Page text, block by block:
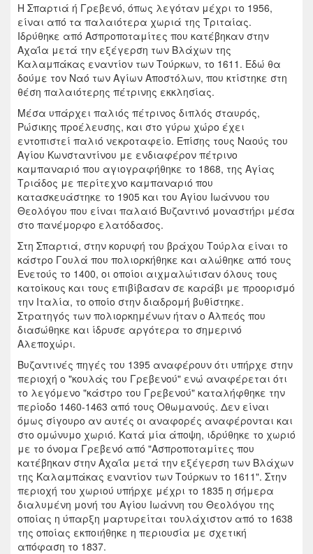
Η Σπαρτιά ή Γρεβενό, όπως λεγόταν μέχρι το 1956,
είναι από τα παλαιότερα χωριά της Τριταίας.
Ιδρύθηκε από Ασπροποταμίτες που κατέβηκαν στην
Αχαΐα μετά την εξέγερση των Βλάχων της
Καλαμπάκας εναντίον των Τούρκων, το 1611. Εδώ θα
δούμε τον Ναό των Αγίων Αποστόλων, που κτίστηκε στη
θέση παλαιότερης πέτρινης εκκλησίας.
Μέσα υπάρχει παλιός πέτρινος διπλός σταυρός,
Ρώσικης προέλευσης, και στο γύρω χώρο έχει
εντοπιστεί παλιό νεκροταφείο. Επίσης τους Ναούς του
Αγίου Κωνσταντίνου με ενδιαφέρον πέτρινο
καμπαναριό που αγιογραφήθηκε το 1868, της Αγίας
Τριάδος με περίτεχνο καμπαναριό που
κατασκευάστηκε το 1905 και του Αγίου Ιωάννου του
Θεολόγου που είναι παλαιό Βυζαντινό μοναστήρι μέσα
στο πανέμορφο ελατόδασος.
Στη Σπαρτιά, στην κορυφή του βράχου Τούρλα είναι το
κάστρο Γουλά που πολιορκήθηκε και αλώθηκε από τους
Ενετούς το 1400, οι οποίοι αιχμαλώτισαν όλους τους
κατοίκους και τους επιβίβασαν σε καράβι με προορισμό
την Ιταλία, το οποίο στην διαδρομή βυθίστηκε.
Στρατηγός των πολιορκημένων ήταν ο Αλπεός που
διασώθηκε και ίδρυσε αργότερα το σημερινό
Αλεποχώρι.
Βυζαντινές πηγές του 1395 αναφέρουν ότι υπήρχε στην
περιοχή ο "κουλάς του Γρεβενού" ενώ αναφέρεται ότι
το λεγόμενο "κάστρο του Γρεβενού" καταλήφθηκε την
περίοδο 1460-1463 από τους Οθωμανούς. Δεν είναι
όμως σίγουρο αν αυτές οι αναφορές αναφέρονται και
στο ομώνυμο χωριό. Κατά μία άποψη, ιδρύθηκε το χωριό
με το όνομα Γρεβενό από "Ασπροποταμίτες που
κατέβηκαν στην Αχαΐα μετά την εξέγερση των Βλάχων
της Καλαμπάκας εναντίον των Τούρκων το 1611". Στην
περιοχή του χωριού υπήρχε μέχρι το 1835 η σήμερα
διαλυμένη μονή του Αγίου Ιωάννη του Θεολόγου της
οποίας η ύπαρξη μαρτυρείται τουλάχιστον από το 1638
της οποίας εκποιήθηκε η περιουσία με σχετική
απόφαση το 1837.